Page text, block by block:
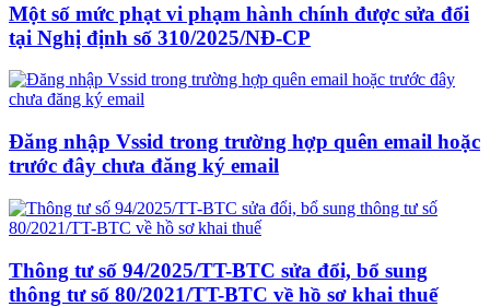
Một số mức phạt vi phạm hành chính được sửa đổi
tại Nghị định số 310/2025/NĐ-CP
Đăng nhập Vssid trong trường hợp quên email hoặc
trước đây chưa đăng ký email
Thông tư số 94/2025/TT-BTC sửa đổi, bổ sung
thông tư số 80/2021/TT-BTC về hồ sơ khai thuế